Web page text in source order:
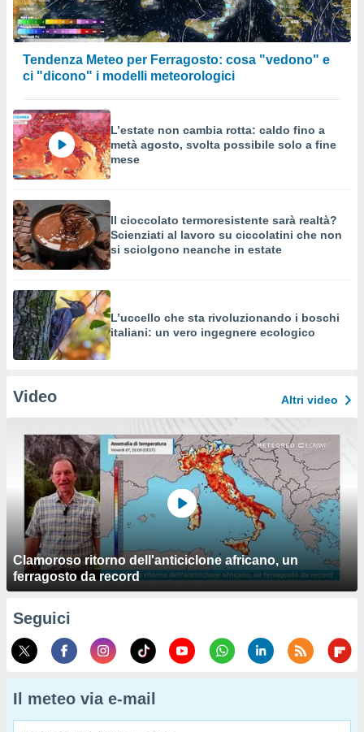
Tendenza Meteo per Ferragosto: cosa "vedono" e
ci "dicono" i modelli meteorologici
L’estate non cambia rotta: caldo fino a
metà agosto, svolta possibile solo a fine
mese
Il cioccolato termoresistente sarà realtà?
Scienziati al lavoro su ciccolatini che non
si sciolgono neanche in estate
L’uccello che sta rivoluzionando i boschi
italiani: un vero ingegnere ecologico
Video Altri video
Clamoroso ritorno dell'anticiclone africano, un
ferragosto da record
Seguici
Il meteo via e-mail